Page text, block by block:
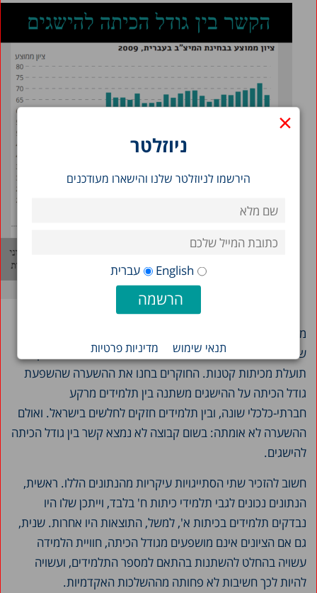
×
ניוזלטר
הירשמו לניוזלטר שלנו והישארו מעודכנים
English עברית
תנאי שימוש מדיניות פרטיות
מחקרים קודמים במדינות אחרות הראו כי מיעוטים אתניים ובני
שכבות חברתיות-כלכליות נמוכות נוטים יותר מאחרים להפיק
תועלת מכיתות קטנות. החוקרים בחנו את ההשערה שהשפעת
גודל הכיתה על ההישגים משתנה בין תלמידים מרקע
חברתי-כלכלי שונה, ובין תלמידים חזקים לחלשים בישראל. ואולם
ההשערה לא אומתה: בשום קבוצה לא נמצא קשר בין גודל הכיתה
להישגים.
חשוב להזכיר שתי הסתייגויות עיקריות מהנתונים הללו. ראשית,
הנתונים נכונים לגבי תלמידי כיתות ח' בלבד, וייתכן שלו היו
נבדקים תלמידים בכיתות א', למשל, התוצאות היו אחרות. שנית,
גם אם הציונים אינם מושפעים מגודל הכיתה, חוויית הלמידה
עשויה בהחלט להשתנות בהתאם למספר התלמידים, ועשויה
להיות לכך חשיבות לא פחותה מההשלכות האקדמיות.